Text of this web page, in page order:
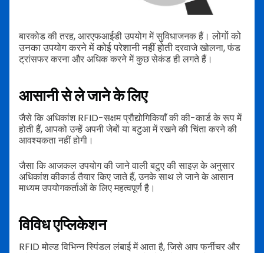
बारकोड की तरह, आरएफआईडी उपयोग में सुविधाजनक हैं।लोगों को
उनका उपयोग करने में कोई परेशानी नहीं होतीदरवाजे खोलना, फंड
ट्रांसफर करना और अधिक करने में कुछ सेकंड ही लगते हैं।
आसानी से ले जाने के लिए
जैसे कि अधिकांश RFID-सक्षम प्रौद्योगिकियाँ की की-कार्ड के रूप में
होती हैं, आपको उन्हें अपनी जेबों या बटुआ में रखने की चिंता करने की
आवश्यकता नहीं होगी।
जैसा कि आजकल उपयोग की जाने वाली बटुए की साइज़ के अनुसार
अधिकांश कीकार्ड तैयार किए जाते हैं, उनके साथ ले जाने के आसान
माध्यम उपयोगकर्ताओं के लिए महत्वपूर्ण है।
विविध एप्लिकेशन
RFID मोल्ड विभिन्न स्पिंडल लंबाई में आता है, जिसे आप फर्नीचर और